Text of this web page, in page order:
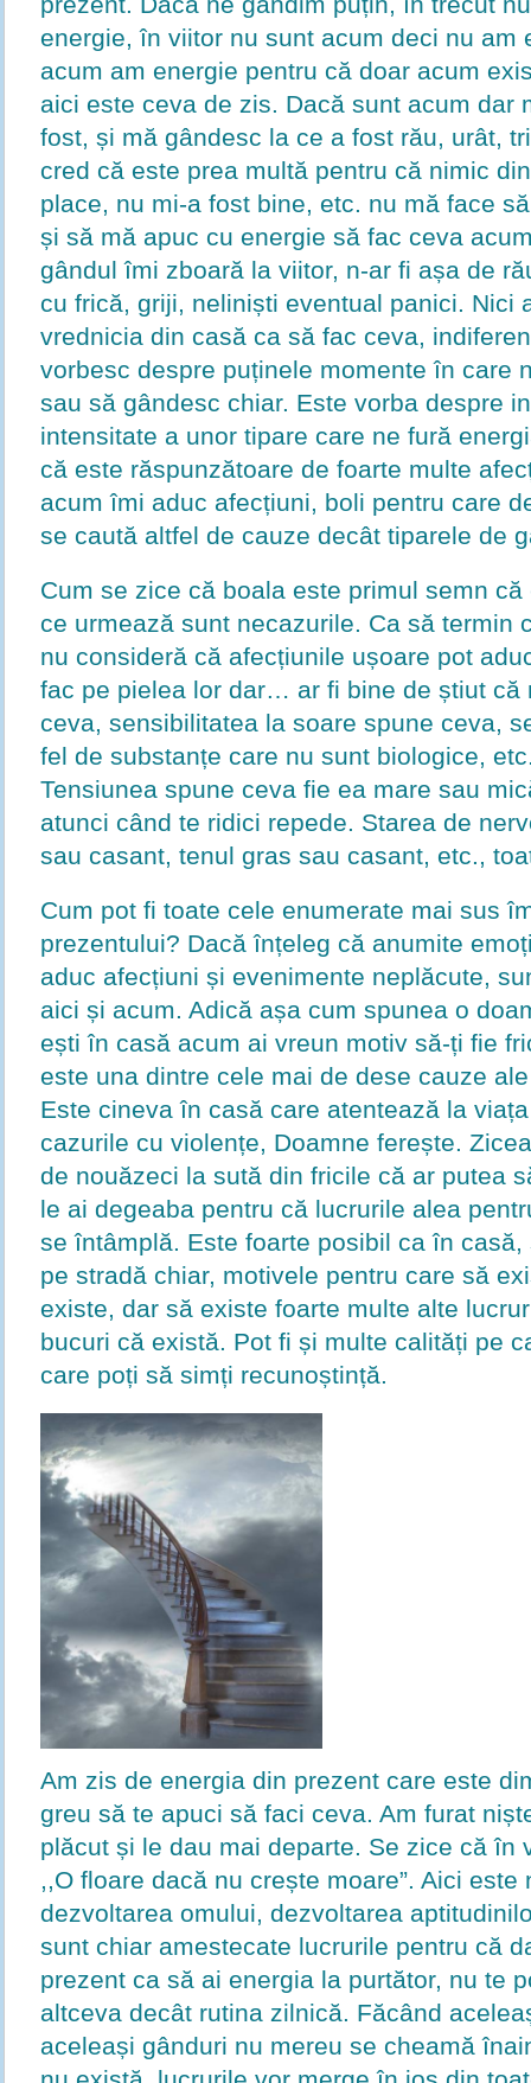
energie, în viitor nu sunt acum deci nu am
acum am energie pentru că doar acum
aici este ceva de zis. Dacă sunt acum dar
fost, și mă gândesc la ce a fost rău, urât,
cred că este prea multă pentru că nimic
place, nu mi-a fost bine, etc. nu mă face
și să mă apuc cu energie să fac ceva
gândul îmi zboară la viitor, n-ar fi așa de
cu frică, griji, neliniști eventual panici. Nici
vrednicia din casă ca să fac ceva,
vorbesc despre puținele momente în care
sau să gândesc chiar. Este vorba despre
intensitate a unor tipare care ne fură
că este răspunzătoare de foarte multe
acum îmi aduc afecțiuni, boli pentru care
se caută altfel de cauze decât tiparele de
Cum se zice că boala este primul semn
ce urmează sunt necazurile. Ca să termin
nu consideră că afecțiunile ușoare pot
fac pe pielea lor dar… ar fi bine de știut că
ceva, sensibilitatea la soare spune ceva,
fel de substanțe care nu sunt biologice,
Tensiunea spune ceva fie ea mare sau
atunci când te ridici repede. Starea de
sau casant, tenul gras sau casant, etc.,
Cum pot fi toate cele enumerate mai sus
prezentului? Dacă înțeleg că anumite
aduc afecțiuni și evenimente neplăcute,
aici și acum. Adică așa cum spunea o
ești în casă acum ai vreun motiv să-ți fie
este una dintre cele mai de dese cauze
Este cineva în casă care atentează la
cazurile cu violențe, Doamne ferește.
de nouăzeci la sută din fricile că ar putea
le ai degeaba pentru că lucrurile alea
se întâmplă. Este foarte posibil ca în
pe stradă chiar, motivele pentru care să
existe, dar să existe foarte multe alte
bucuri că există. Pot fi și multe calități pe
care poți să simți recunoștință.
Am zis de energia din prezent care este
greu să te apuci să faci ceva. Am furat
plăcut și le dau mai departe. Se zice că în
,,O floare dacă nu crește moare”. Aici este
dezvoltarea omului, dezvoltarea
sunt chiar amestecate lucrurile pentru că
prezent ca să ai energia la purtător, nu te
altceva decât rutina zilnică. Făcând
aceleași gânduri nu mereu se cheamă